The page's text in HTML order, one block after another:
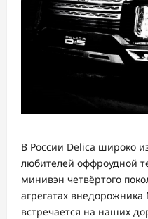
В России Delica широко
любителей оффроудной
минивэн четвёртого
агрегатах
встречается на наших